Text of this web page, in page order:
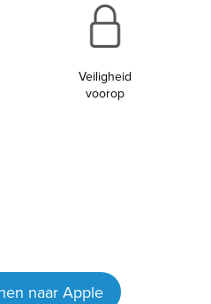
Veiligheid
voorop
naar Apple